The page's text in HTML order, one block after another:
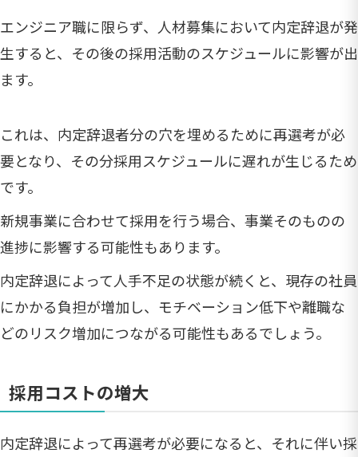
エンジニア職に限らず、人材募集において内定辞退が発
生すると、その後の採用活動のスケジュールに影響が出
ます。
これは、内定辞退者分の穴を埋めるために再選考が必
要となり、その分採用スケジュールに遅れが生じるため
です。
新規事業に合わせて採用を行う場合、事業そのものの
進捗に影響する可能性もあります。
内定辞退によって人手不足の状態が続くと、現存の社員
にかかる負担が増加し、モチベーション低下や離職な
どのリスク増加につながる可能性もあるでしょう。
採用コストの増大
内定辞退によって再選考が必要になると、それに伴い採